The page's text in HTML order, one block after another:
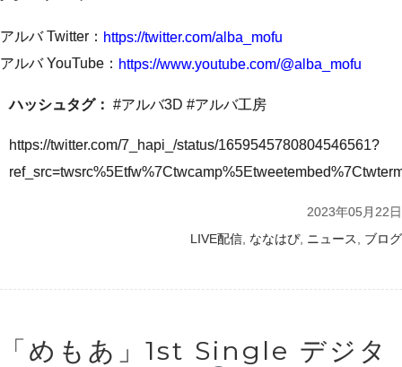
アルバ Twitter： https://twitter.com/alba_mofu
アルバ YouTube： https://www.youtube.com/@alba_mofu
ハッシュタグ： #アルバ3D #アルバ工房
https://twitter.com/7_hapi_/status/1659545780804546561?
2023年05月22日
LIVE配信, ななはぴ, ニュース , ブログ
「めもあ」1st Single デジタ